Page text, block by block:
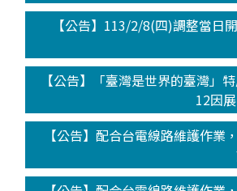
【公告】113/2/8(四)調整當日
【公告】「臺灣是世界的臺灣」
12因
【公告】配合台電線路維護作業